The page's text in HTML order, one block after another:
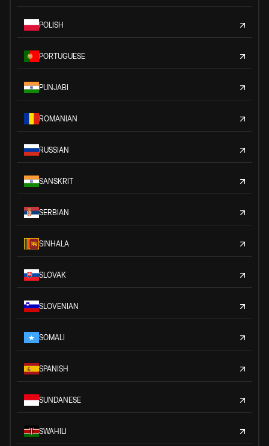
POLISH
PORTUGUESE
PUNJABI
ROMANIAN
RUSSIAN
SANSKRIT
SERBIAN
SINHALA
SLOVAK
SLOVENIAN
SOMALI
SPANISH
SUNDANESE
SWAHILI